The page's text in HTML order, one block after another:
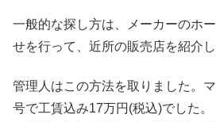
一般的な探し方は、メーカーのホ
せを行って、近所の販売店を紹介し
管理人はこの方法を取りました。
号で工賃込み17万円(税込)でした。